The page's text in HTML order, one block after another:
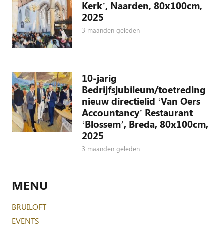
Kerk’, Naarden, 80x100cm,
2025
3 maanden geleden
10-jarig
Bedrijfsjubileum/toetreding
nieuw directielid ‘Van Oers
Accountancy’ Restaurant
‘Blossem’, Breda, 80x100cm,
2025
3 maanden geleden
MENU
BRUILOFT
EVENTS